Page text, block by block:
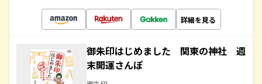
詳細を見る
御朱印はじめました 関東の神社 週
末開運さんぽ